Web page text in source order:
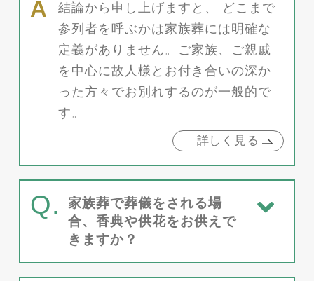
結論から申し上げますと、 どこまで
参列者を呼ぶかは家族葬には明確な
定義がありません。ご家族、ご親戚
を中心に故人様とお付き合いの深か
った方々でお別れするのが一般的で
す。
詳しく見る
Q.
家族葬で葬儀をされる場
合、香典や供花をお供えで
きますか？